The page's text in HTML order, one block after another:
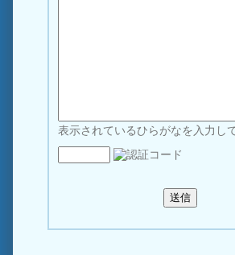
表示されているひらがなを入力し